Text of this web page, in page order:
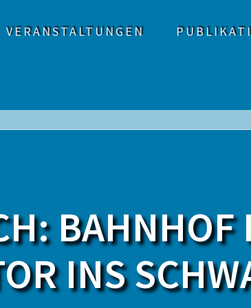
VERANSTALTUNGEN
BAHNHOF
INS